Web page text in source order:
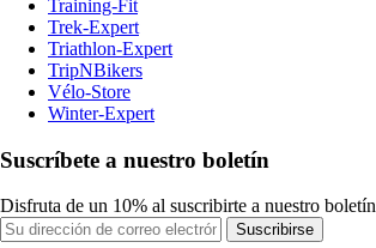
Training-Fit
Trek-Expert
Triathlon-Expert
TripNBikers
Vélo-Store
Winter-Expert
Suscríbete a nuestro boletín
Disfruta de un 10% al suscribirte a nuestro boletín
Suscribirse